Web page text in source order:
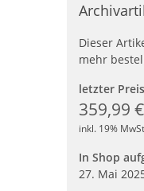
Dieser
mehr
letzter
359,99 €
inkl. 19%
In Shop
27. Mai